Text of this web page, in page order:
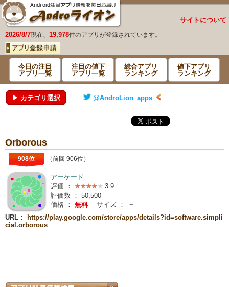
サイトについて
2026/8/7現在、 19,978件のアプリが登録されています。
今日の注目
アプリ一覧
注目の値下
アプリ一覧
総合アプリ
ランキング
値下アプリ
ランキング
▶ カテゴリ選択 @AndroLion_apps
Orborous
908位 （前回 906位）
アーケード
評価 ：
3.9
評価数 ： 50,500
価格 ： 無料 サイズ ：
－
URL：
https://play.google.com/store/apps/details?id=software.simpli
cial.orborous